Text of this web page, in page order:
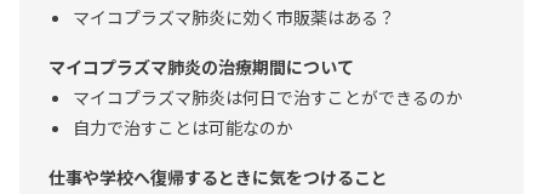
マイコプラズマ肺炎に効く市販薬はある？
マイコプラズマ肺炎の治療期間について
マイコプラズマ肺炎は何日で治すことができるのか
自力で治すことは可能なのか
仕事や学校へ復帰するときに気をつけること